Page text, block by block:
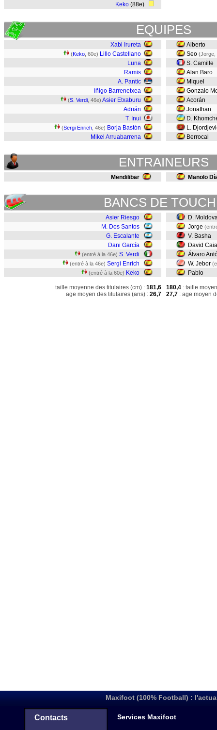
Keko (88e)
EQUIPES
Xabi Irureta
(Keko , 60e) Lillo Castellano
Luna
Ramis
A. Pantic
Iñigo Barrenetxea
(S. Verdi , 46e) Asier Etxaburu
Adrián
T. Inui
(Sergi Enrich , 46e) Borja Bastón
Mikel Arruabarrena
Alberto
Seo (Jorge,
S. Camille
Alan Baro
Miquel
Gonzalo
Acorán
Jonathan
D.
L.
Berrocal
ENTRAINEURS
Mendilibar Manolo
BANCS DE
Asier Riesgo
M. Dos Santos
G. Escalante
Dani García
(entré à la 46e) S. Verdi
(entré à la 46e) Sergi Enrich
(entré à la 60e) Keko
taille moyenne des titulaires (cm) : 181,6
age moyen des titulaires (ans) : 26,7
D.
Jorge
V. Basha
David
Álvaro
W. Jebor
Pablo
180,4 : taille
27,7 : age moyen
Maxifoot (100% Football) :
Contacts Services Maxifoot